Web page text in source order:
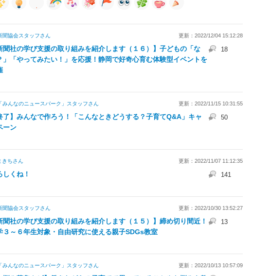
聞協会スタッフさん 更新：2022/12/04 15:12:28
聞社の学び支援の取り組みを紹介します（１６）】子どもの「な
」「やってみたい！」を応援！静岡で好奇心育む体験型イベントを
18
みんなのニュースパーク」スタッフさん 更新：2022/11/15 10:31:55
了】みんなで作ろう！「こんなときどうする？子育てQ&A」キャ
ーン
50
きちさん 更新：2022/11/07 11:12:35
しくね！ 141
聞協会スタッフさん 更新：2022/10/30 13:52:27
聞社の学び支援の取り組みを紹介します（１５）】締め切り間近！
３～６年生対象・自由研究に使える親子SDGs教室
13
みんなのニュースパーク」スタッフさん 更新：2022/10/13 10:57:09